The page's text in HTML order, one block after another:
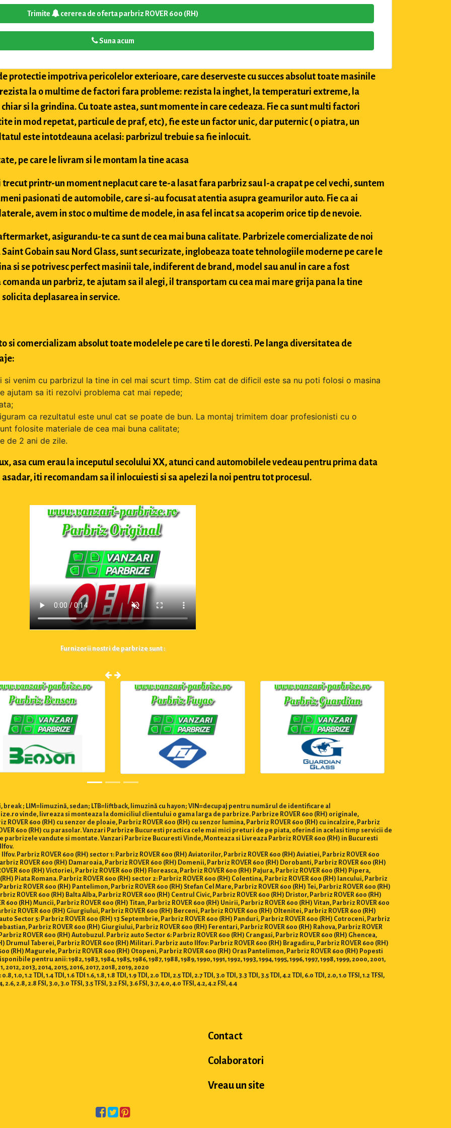
Trimite cererea de oferta parbriz ROVER 600 (RH)
Suna acum
protectie impotriva pericolelor exterioare, care deserveste cu succes absolut toate masinile
la o multime de factori fara probleme: rezista la inghet, la temperaturi extreme, la
si la grindina. Cu toate astea, sunt momente in care cedeaza. Fie ca sunt multi factori
in mod repetat, particule de praf, etc), fie este un factor unic, dar puternic ( o piatra, un
este intotdeauna acelasi: parbrizul trebuie sa fie inlocuit.
pe care le livram si le montam la tine acasa
printr-un moment neplacut care te-a lasat fara parbriz sau l-a crapat pe cel vechi, suntem
pasionati de automobile, care si-au focusat atentia asupra geamurilor auto. Fie ca ai
avem in stoc o multime de modele, in asa fel incat sa acoperim orice tip de nevoie.
asigurandu-te ca sunt de cea mai buna calitate. Parbrizele comercializate de noi
Gobain sau Nord Glass, sunt securizate, inglobeaza toate tehnologiile moderne pe care le
si se potrivesc perfect masinii tale, indiferent de brand, model sau anul in care a fost
un parbriz, te ajutam sa il alegi, il transportam cu cea mai mare grija pana la tine
deplasarea in service.
si comercializam absolut toate modelele pe care ti le doresti. Pe langa diversitatea de
si venim cu parbrizul la tine in cel mai scurt timp. Stim cat de dificil este sa nu poti folosi o masina
ajutam sa iti rezolvi problema cat mai repede;
ca rezultatul este unul cat se poate de bun. La montaj trimitem doar profesionisti cu o
folosite materiale de cea mai buna calitate;
de 2 ani de zile.
asa cum erau la inceputul secolului XX, atunci cand automobilele vedeau pentru prima data
iti recomandam sa il inlocuiesti si sa apelezi la noi pentru tot procesul.
Furnizorii nostri de parbrize sunt :
break ; LIM=limuzină, sedan; LTB=liftback, limuzină cu hayon; VIN=decupaj pentru numărul de identificare al
vinde, livreaza si monteaza la domiciliul clientului o gama larga de parbrize. Parbrize ROVER 600 (RH) originale,
ROVER 600 (RH) cu senzor de ploaie, Parbriz ROVER 600 (RH) cu senzor lumina, Parbriz ROVER 600 (RH) cu incalzire, Parbriz
600 (RH) cu parasolar. Vanzari Parbrize Bucuresti practica cele mai mici preturi de pe piata, oferind in acelasi timp servicii de
vandute si montate. Vanzari Parbrize Bucuresti Vinde, Monteaza si Livreaza Parbriz ROVER 600 (RH) in Bucuresti
Parbriz ROVER 600 (RH) sector 1: Parbriz ROVER 600 (RH) Aviatorilor, Parbriz ROVER 600 (RH) Aviatiei, Parbriz ROVER 600
ROVER 600 (RH) Damaroaia, Parbriz ROVER 600 (RH) Domenii, Parbriz ROVER 600 (RH) Dorobanti, Parbriz ROVER 600 (RH)
600 (RH) Victoriei, Parbriz ROVER 600 (RH) Floreasca, Parbriz ROVER 600 (RH) Pajura, Parbriz ROVER 600 (RH) Pipera,
Piata Romana. Parbriz ROVER 600 (RH) sector 2: Parbriz ROVER 600 (RH) Colentina, Parbriz ROVER 600 (RH) Iancului, Parbriz
ROVER 600 (RH) Pantelimon, Parbriz ROVER 600 (RH) Stefan Cel Mare, Parbriz ROVER 600 (RH) Tei, Parbriz ROVER 600 (RH)
ROVER 600 (RH) Balta Alba, Parbriz ROVER 600 (RH) Centrul Civic, Parbriz ROVER 600 (RH) Dristor, Parbriz ROVER 600 (RH)
600 (RH) Muncii, Parbriz ROVER 600 (RH) Titan, Parbriz ROVER 600 (RH) Unirii, Parbriz ROVER 600 (RH) Vitan, Parbriz ROVER 600
ROVER 600 (RH) Giurgiului, Parbriz ROVER 600 (RH) Berceni, Parbriz ROVER 600 (RH) Oltenitei, Parbriz ROVER 600 (RH)
Sector 5: Parbriz ROVER 600 (RH) 13 Septembrie, Parbriz ROVER 600 (RH) Panduri, Parbriz ROVER 600 (RH) Cotroceni, Parbriz
Parbriz ROVER 600 (RH) Giurgiului, Parbriz ROVER 600 (RH) Ferentari, Parbriz ROVER 600 (RH) Rahova, Parbriz ROVER
ROVER 600 (RH) Autobuzul. Parbriz auto Sector 6: Parbriz ROVER 600 (RH) Crangasi, Parbriz ROVER 600 (RH) Ghencea,
Drumul Taberei, Parbriz ROVER 600 (RH) Militari. Parbriz auto Ilfov: Parbriz ROVER 600 (RH) Bragadiru, Parbriz ROVER 600 (RH)
(RH) Magurele, Parbriz ROVER 600 (RH) Otopeni, Parbriz ROVER 600 (RH) Oras Pantelimon, Parbriz ROVER 600 (RH) Popesti
pentru anii: 1982, 1983, 1984, 1985, 1986, 1987, 1988, 1989, 1990, 1991, 1992, 1993, 1994, 1995, 1996, 1997, 1998, 1999, 2000, 2001,
2013, 2014, 2015, 2016, 2017, 2018, 2019, 2020
TDI, 1.4 TDI, 1.6 TDI 1.6, 1.8, 1.8 TDI, 1.9 TDI, 2.0 TDI, 2.5 TDI, 2.7 TDI, 3.0 TDI, 3.3 TDI, 3.5 TDI, 4.2 TDI, 6.0 TDI, 2.0, 1.0 TFSI, 1.2 TFSI,
2.6, 2.8, 2.8 FSI, 3.0, 3.0 TFSI, 3.5 TFSI, 3.2 FSI, 3.6 FSI, 3.7, 4.0, 4.0 TFSI, 4.2, 4.2 FSI, 4.4
Contact
Colaboratori
Vreau un site